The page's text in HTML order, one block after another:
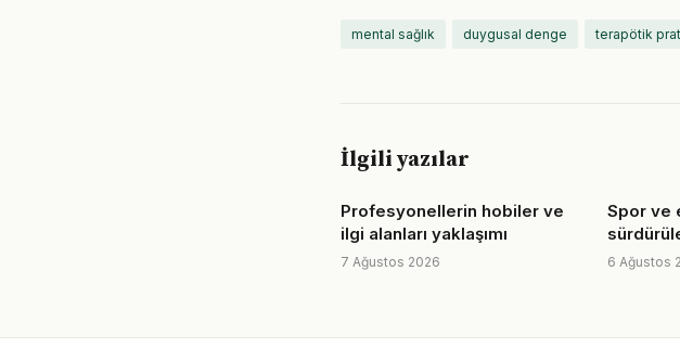
mental sağlık duygusal denge terapötik
İlgili yazılar
Profesyonellerin hobiler ve
ilgi alanları yaklaşımı
7 Ağustos 2026
Spor ve
6 Ağustos